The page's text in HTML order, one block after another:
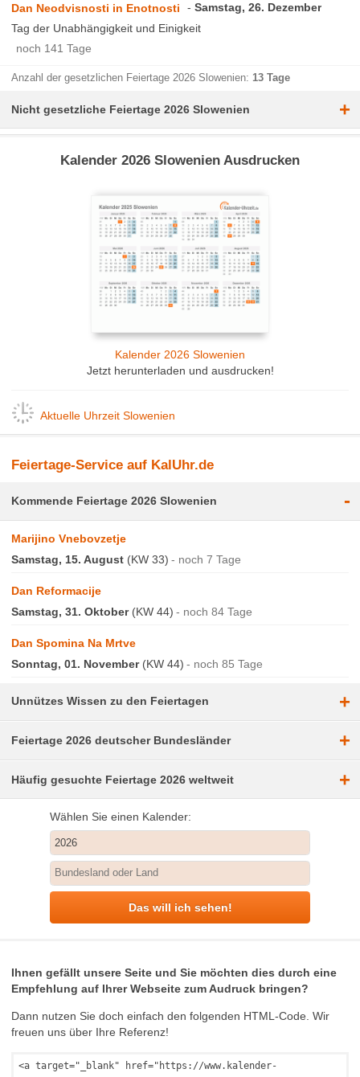
Dan Neodvisnosti in Enotnosti
Samstag, 26. Dezember
Tag der Unabhängigkeit und Einigkeit
noch 141 Tage
Anzahl der gesetzlichen Feiertage 2026 Slowenien: 13 Tage
Nicht gesetzliche Feiertage 2026 Slowenien +
Kalender 2026 Slowenien Ausdrucken
Kalender 2026 Slowenien
Jetzt herunterladen und ausdrucken!
Aktuelle Uhrzeit Slowenien
Feiertage-Service auf KalUhr.de
Kommende Feiertage 2026 Slowenien -
Marijino Vnebovzetje
Samstag, 15. August (KW 33) noch 7 Tage
Dan Reformacije
Samstag, 31. Oktober(KW 44) noch 84 Tage
Dan Spomina Na Mrtve
Sonntag, 01. November(KW 44) noch 85 Tage
Unnützes Wissen zu den Feiertagen +
Feiertage 2026 deutscher Bundesländer +
Häufig gesuchte Feiertage 2026 weltweit +
Wählen Sie einen Kalender:
Das will ich sehen!
Ihnen gefällt unsere Seite und Sie möchten dies durch eine
Empfehlung auf Ihrer Webseite zum Audruck bringen?
Dann nutzen Sie doch einfach den folgenden HTML-Code. Wir
freuen uns über Ihre Referenz!
<a target="_blank" href="https://www.kalender-